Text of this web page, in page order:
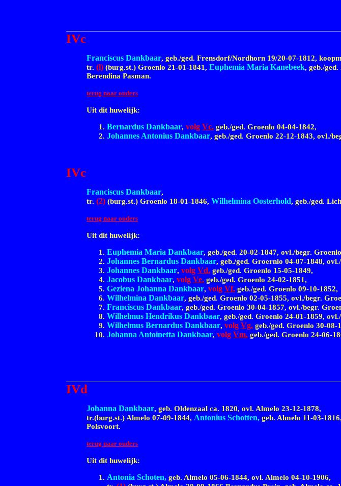
IVc
Franciscus Dankbaar, geb./ged. Frensdorf/Nordhorn 19/20-07-1812,
tr. (l) (burg.st.) Groenlo 21-01-1841, Euphemia Maria Kanebeek, geb./
Berendina Pasman.
terug naar ouders
Uit dit huwelijk:
Bernardus Dankbaar, volg Vc. geb./ged. Groenlo 04-04-1842,
Johannes Antonius Dankbaar, geb./ged. Groenlo 22-12-1843, ovl./
IVc
Franciscus Dankbaar,
tr. (2) (burg.st.) Groenlo 18-01-1846, Wilhelmina Oosterhold, geb./ged.
terug naar ouders
Uit dit huwelijk:
Euphemia Maria Dankbaar, geb./ged. 20-02-1847, ovl./begr. Groenlo
Johannes Bernardus Dankbaar, geb./ged. Groernlo 04-07-1848,
Johannes Dankbaar, volg Vd. geb./ged. Groenlo 15-05-1849,
Jacobus Dankbaar, volg Ve. geb./ged. Groenlo 24-02-1851,
Geziena Johanna Dankbaar, volg Vf. geb./ged. Groenlo 09-10-1852,
Wilhelmina Dankbaar, geb./ged. Groenlo 02-05-1855, ovl./begr.
Franciscus Dankbaar, geb./ged. Groenlo 30-04-1857, ovl./begr.
Wilhelmus Hendrikus Dankbaar, geb./ged. Groenlo 24-01-1859,
Wilhelmus Bernardus Dankbaar, volg Vg. geb./ged. Groenlo 30-08-
Johanna Antoinetta Dankbaar, volg Vm. geb./ged. Groenlo 24-06-
IVd
Johanna Dankbaar, geb. Oldenzaal ca. 1820, ovl. Almelo 23-12-1878,
tr.(burg.st.) Almelo 07-09-1844, Antonius Schotten, geb. Almelo 11-03-1816,
Polsvoort.
terug naar ouders
Uit dit huwelijk:
Antonia Schoten, geb. Almelo 05-06-1844, ovl. Almelo 04-10-1906,